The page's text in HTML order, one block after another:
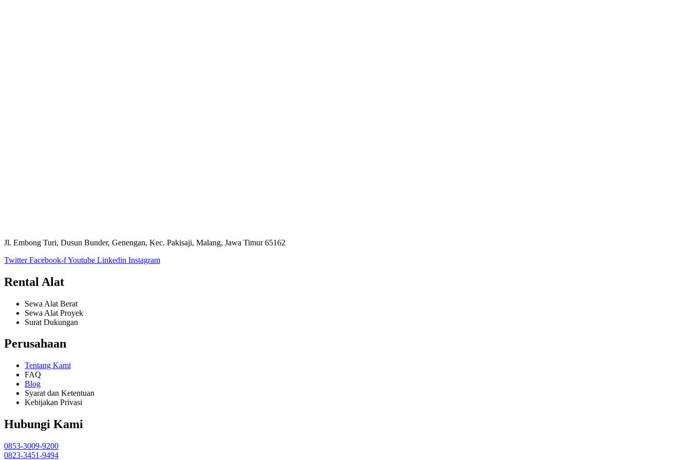
Jl. Embong Turi, Dusun Bunder, Genengan, Kec. Pakisaji, Malang, Jawa Timur 65162
Twitter Facebook-fYoutube Linkedin Instagram
Rental Alat
Sewa Alat Berat
Sewa Alat Proyek
Surat Dukungan
Perusahaan
Tentang Kami
FAQ
Blog
Syarat dan Ketentuan
Kebijakan Privasi
Hubungi Kami
0853-3009-9200
0823-3451-9494